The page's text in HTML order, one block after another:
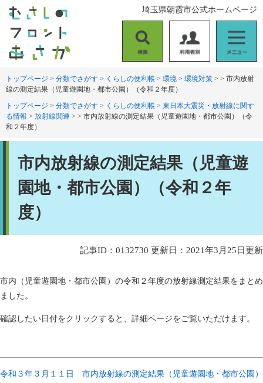
す
し
本
文
へ
索
用
者
別
ニ
ュ
埼玉県朝霞市公式ホームページ
トップページ > 分類でさがす > くらしの便利帳 > 環境 > 環境対策 > > 市内放射
線の測定結果（児童遊園地・都市公園）（令和２年度）
トップページ > 分類でさがす > くらしの便利帳 > 東日本大震災・放射線に関す
る情報 > 放射線関連 > > 市内放射線の測定結果（児童遊園地・都市公園）（令
和２年度）
市内放射線の測定結果（児童遊
園地・都市公園）（令和２年
度）
記事ID：0132730 更新日：2021年3月25日更新
市内（児童遊園地・都市公園）の令和２年度の放射線測定結果をまとめ
ました。
確認したい日付をクリックすると、詳細ページをご覧いただけます。
令和３年３月１１日 市内放射線の測定結果（児童遊園地・都市公園）